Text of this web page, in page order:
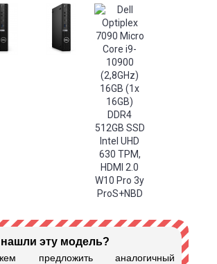
эту модель?
предложить аналогичный